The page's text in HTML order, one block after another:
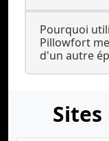
Pourquoi
Pillowfort
d'un autre